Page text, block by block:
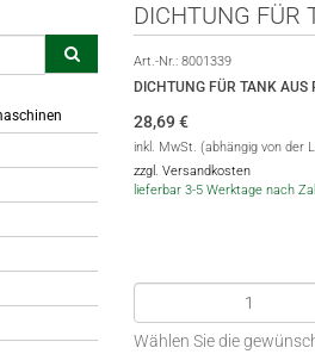
DICHTUNG FÜR
Art.-Nr.: 8001339
DICHTUNG FÜR TANK AUS
28,69€
inkl. MwSt. (abhängig von der
zzgl. Versandkosten
lieferbar 3-5 Werktage nach
Wählen Sie die